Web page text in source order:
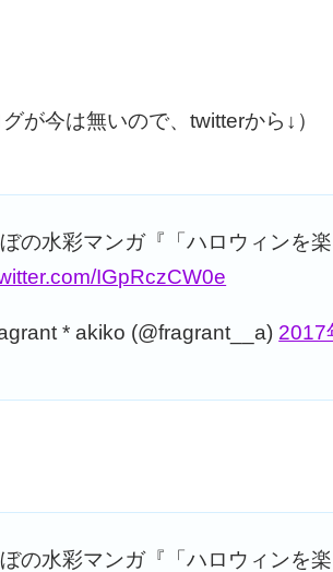
グが今は無いので、twitterから↓）
の水彩マンガ『「ハロウィンを
IGpRczCW0e
* akiko (@fragrant__a) 2017
の水彩マンガ『「ハロウィンを